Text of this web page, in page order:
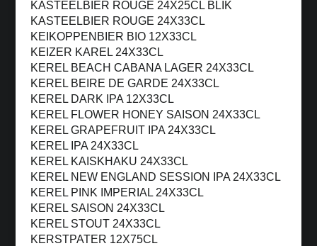
KASTEELBIER ROUGE 24X25CL BLIK
KASTEELBIER ROUGE 24X33CL
KEIKOPPENBIER BIO 12X33CL
KEIZER KAREL 24X33CL
KEREL BEACH CABANA LAGER 24X33CL
KEREL BEIRE DE GARDE 24X33CL
KEREL DARK IPA 12X33CL
KEREL FLOWER HONEY SAISON 24X33CL
KEREL GRAPEFRUIT IPA 24X33CL
KEREL IPA 24X33CL
KEREL KAISKHAKU 24X33CL
KEREL NEW ENGLAND SESSION IPA 24X33CL
KEREL PINK IMPERIAL 24X33CL
KEREL SAISON 24X33CL
KEREL STOUT 24X33CL
KERSTPATER 12X75CL